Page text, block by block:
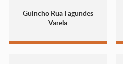
Guincho Rua Fagundes
Varela